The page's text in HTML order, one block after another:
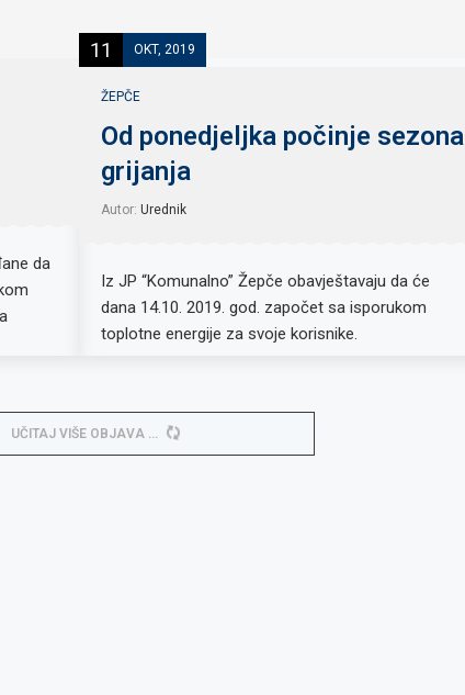
da
11 OKT, 2019
ŽEPČE
Od ponedjeljka počinje sezona
grijanja
Autor: Urednik
Iz JP “Komunalno” Žepče obavještavaju da će
dana 14.10. 2019. god. započet sa isporukom
toplotne energije za svoje korisnike.
UČITAJ VIŠE OBJAVA